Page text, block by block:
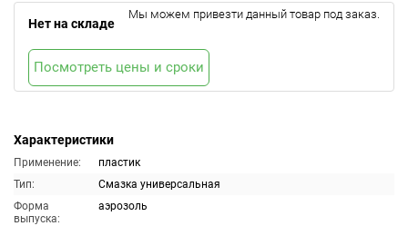
Характеристики
Применение:
пластик
Тип:
Смазка универсальная
Форма
выпуска:
аэрозоль
Нет на складе
Мы можем привезти данный товар под заказ.
Посмотреть цены и сроки